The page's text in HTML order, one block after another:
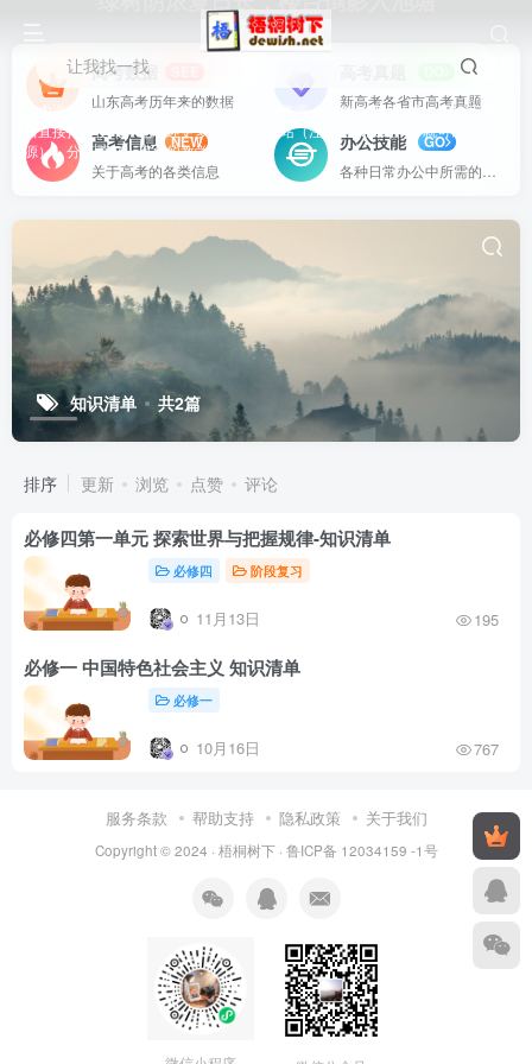
让我找一找
站内资源基本上都是一线教学实际使用的资源，配有WORD版本，可以下载
后直接打印使用。也欢迎更多老师加盟网站（注册登录成为用户就可以发布资
源），分享更好、更多的教学资源。
高考数据
山东高考历年来的数据
新高考各省市高考真题
高考信息
NEW
关于高考的各类信息
办公技能
GO
知识清单 共2篇
排序 更新 浏览 点赞 评论
必修四第一单元 探索世界与把握规律-知识清单
必修四 阶段复习
11月13日 195
必修一 中国特色社会主义 知识清单
必修一
10月16日 767
服务条款 帮助支持 隐私政策 关于我们
Copyright © 2024 · 梧桐树下· 鲁ICP备 12034159 -1号